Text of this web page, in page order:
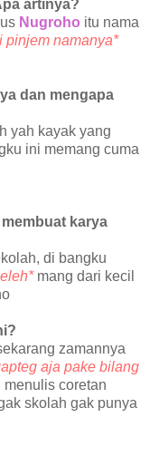
artinya?
Nugroho itu nama
pinjem namanya*
dan mengapa
yah kayak yang
ini memang cuma
karya
di bangku
mang dari kecil
zamannya
aja pake bilang
coretan
skolah gak punya